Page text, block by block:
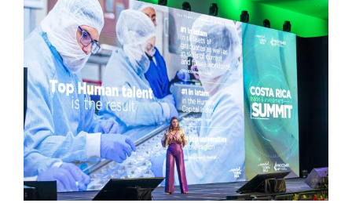
Ver
imagen
más
grande